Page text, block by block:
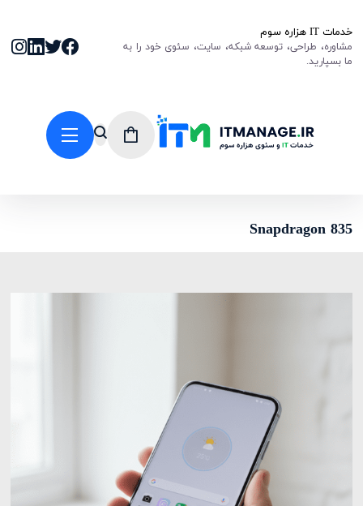
خدمات IT هزاره سوم
مشاوره، طراحی، توسعه شبکه، سایت، سئوی خود را به
ما بسپارید.
Snapdragon 835